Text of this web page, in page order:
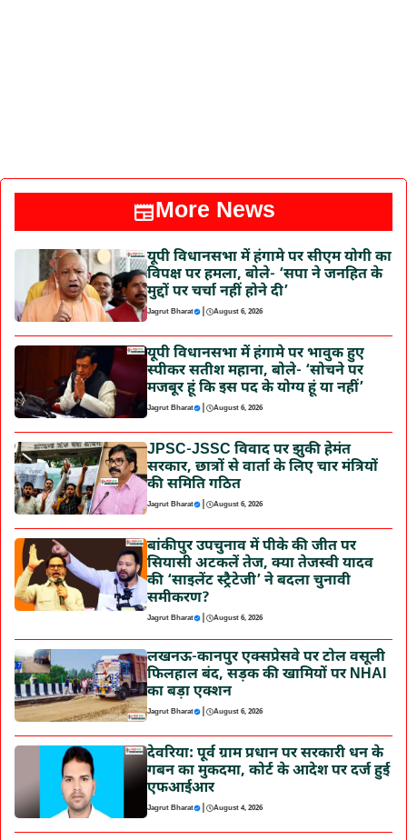
More News
यूपी विधानसभा में हंगामे पर सीएम योगी का
विपक्ष पर हमला, बोले- ‘सपा ने जनहित के
मुद्दों पर चर्चा नहीं होने दी’
Jagrut Bharat | August 6, 2026
यूपी विधानसभा में हंगामे पर भावुक हुए
स्पीकर सतीश महाना, बोले- ‘सोचने पर
मजबूर हूं कि इस पद के योग्य हूं या नहीं’
Jagrut Bharat | August 6, 2026
JPSC-JSSC विवाद पर झुकी हेमंत
सरकार, छात्रों से वार्ता के लिए चार मंत्रियों
की समिति गठित
Jagrut Bharat | August 6, 2026
बांकीपुर उपचुनाव में पीके की जीत पर
सियासी अटकलें तेज, क्या तेजस्वी यादव
की ‘साइलेंट स्ट्रैटेजी’ ने बदला चुनावी
समीकरण?
Jagrut Bharat | August 6, 2026
लखनऊ-कानपुर एक्सप्रेसवे पर टोल वसूली
फिलहाल बंद, सड़क की खामियों पर NHAI
का बड़ा एक्शन
Jagrut Bharat | August 6, 2026
देवरिया: पूर्व ग्राम प्रधान पर सरकारी धन के
गबन का मुकदमा, कोर्ट के आदेश पर दर्ज हुई
एफआईआर
Jagrut Bharat | August 4, 2026